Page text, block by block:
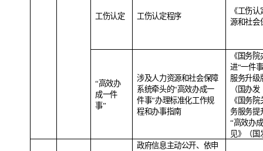
工伤认定 工伤认定程序
《工伤
源和社会
“高效办
成一件
事”
涉及人力资源和社会保障
系统牵头的“高效办成一
件事”办理标准化工作规
程和办事指南
《国务
进“一件
服务升级
（国办发
《国务
务服务提
“高效办
见》（国
政府信息主动公开、依申